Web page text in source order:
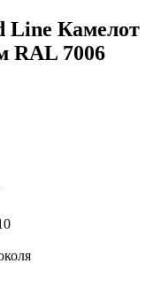
Line Камелот
RAL 7006